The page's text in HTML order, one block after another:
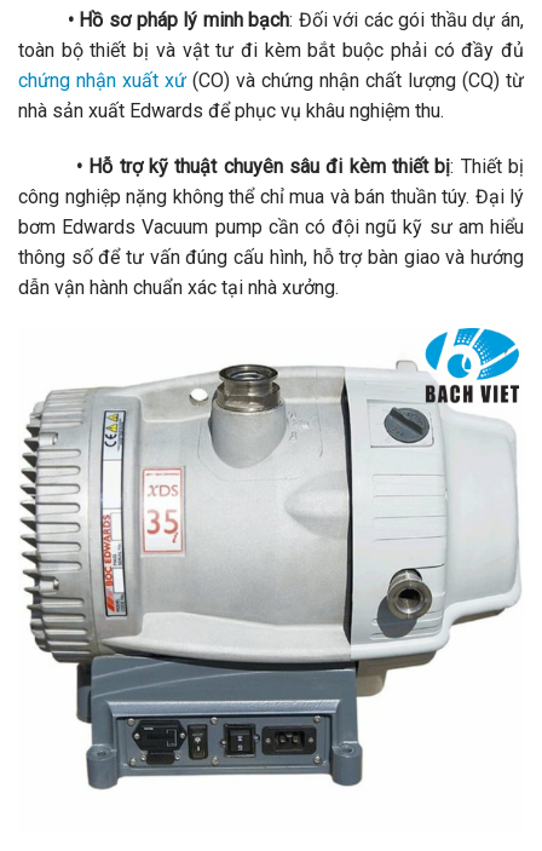
• Hồ sơ pháp lý minh bạch: Đối với các gói thầu dự án,
toàn bộ thiết bị và vật tư đi kèm bắt buộc phải có đầy đủ
chứng nhận xuất xứ (CO) và chứng nhận chất lượng (CQ) từ
nhà sản xuất Edwards để phục vụ khâu nghiệm thu.
• Hỗ trợ kỹ thuật chuyên sâu đi kèm thiết bị: Thiết bị
công nghiệp nặng không thể chỉ mua và bán thuần túy. Đại lý
bơm Edwards Vacuum pump cần có đội ngũ kỹ sư am hiểu
thông số để tư vấn đúng cấu hình, hỗ trợ bàn giao và hướng
dẫn vận hành chuẩn xác tại nhà xưởng.